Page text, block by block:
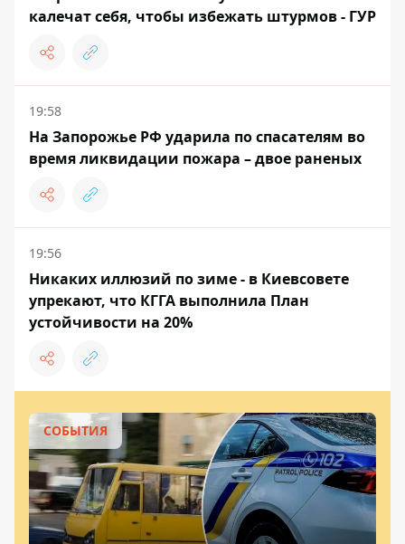
калечат себя, чтобы избежать штурмов - ГУР
19:58
На Запорожье РФ ударила по спасателям во
время ликвидации пожара – двое раненых
19:56
Никаких иллюзий по зиме - в Киевсовете
упрекают, что КГГА выполнила План
устойчивости на 20%
СОБЫТИЯ